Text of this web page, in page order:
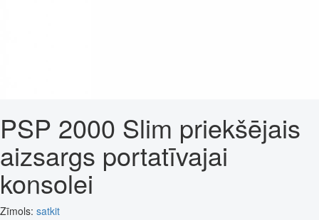
PSP 2000 Slim priekšējais
aizsargs portatīvajai
konsolei
Zīmols: satkit